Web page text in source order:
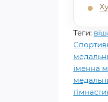
Теги:
іменна